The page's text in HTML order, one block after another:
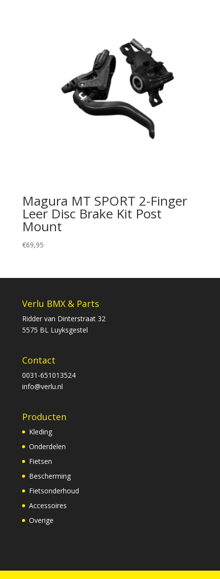
Magura MT SPORT 2-Finger
Leer Disc Brake Kit Post
Mount
€69,95
Verlu BMX & Parts
Ridder van Dinterstraat 32
5575 BL Luyksgestel
Contact
0031-651013524
info@verlu.nl
Producten
Kleding
Onderdelen
Fietsen
Bescherming
Fietsonderhoud
Accessoires
Overige